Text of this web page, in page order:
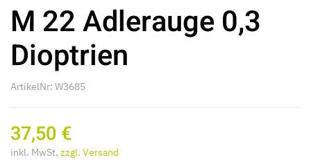
M 22 Adlerauge 0,3
Dioptrien
ArtikelNr: W3685
37,50 €
inkl. MwSt. zzgl. Versand